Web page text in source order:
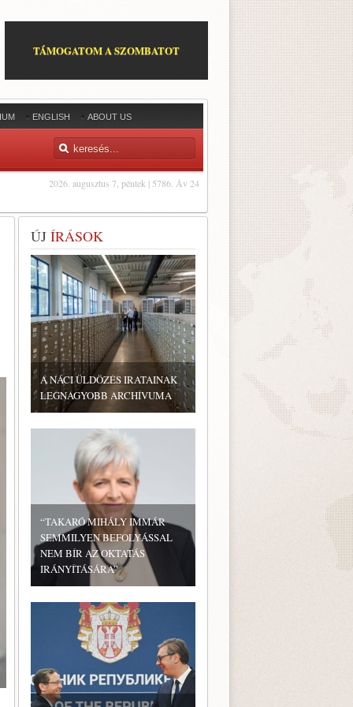
TÁMOGATOM A SZOMBATOT
ENGLISH ABOUT US
2026. augusztus 7, péntek | 5786. Áv 24
ÚJ ÍRÁSOK
A NÁCI ÜLDÖZÉS IRATAINAK
LEGNAGYOBB ARCHÍVUMA
“TAKARÓ MIHÁLY IMMÁR
SEMMILYEN BEFOLYÁSSAL
NEM BÍR AZ OKTATÁS
IRÁNYÍTÁSÁRA”